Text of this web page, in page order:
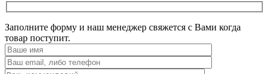
Заполните форму и наш менеджер свяжется с Вами когда
товар поступит.